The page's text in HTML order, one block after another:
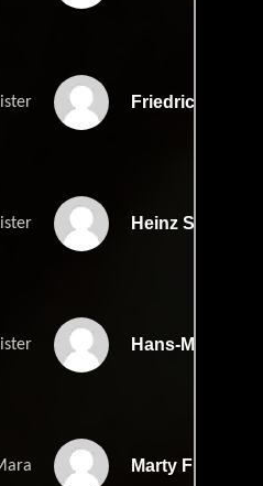
Friedrich von
Heinz Schubert
Hans-Michael
Marty Fried